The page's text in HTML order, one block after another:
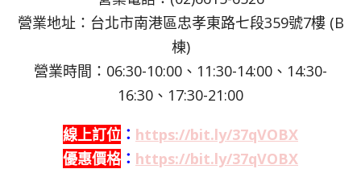
營業地址：台北市南港區忠孝東路七段359號7樓 (B
棟)
營業時間：06:30-10:00、11:30-14:00、14:30-
16:30、17:30-21:00
線上訂位 ： https://bit.ly/37qVOBX
優惠價格 ： https://bit.ly/37qVOBX